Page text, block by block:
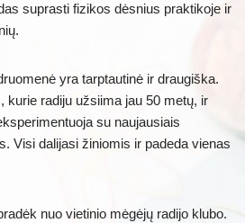
suprasti fizikos dėsnius praktikoje ir
yra tarptautinė ir draugiška.
kurie radiju užsiima jau 50 metų, ir
su naujausiais
Visi dalijasi žiniomis ir padeda vienas
nuo vietinio mėgėjų radijo klubo.